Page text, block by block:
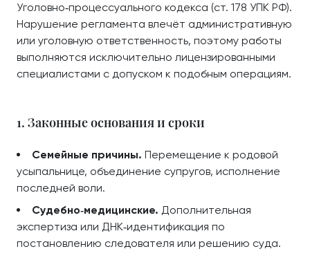
Уголовно‑процессуального кодекса (ст. 178 УПК РФ).
Нарушение регламента влечёт административную
или уголовную ответственность, поэтому работы
выполняются исключительно лицензированными
специалистами с допуском к подобным операциям.
1. Законные основания и сроки
Семейные причины. Перемещение к родовой
усыпальнице, объединение супругов, исполнение
последней воли.
Судебно‑медицинские. Дополнительная
экспертиза или ДНК‑идентификация по
постановлению следователя или решению суда.